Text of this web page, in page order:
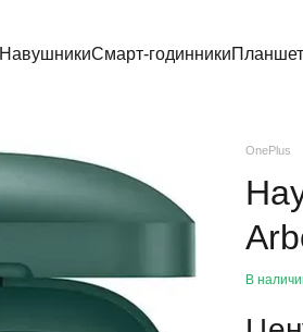
НавушникиСмарт-годинники
OnePlus
В